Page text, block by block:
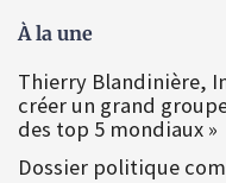
À la une
Thierry Blandinière,
créer un grand
des top 5 mondiaux »
Dossier politique